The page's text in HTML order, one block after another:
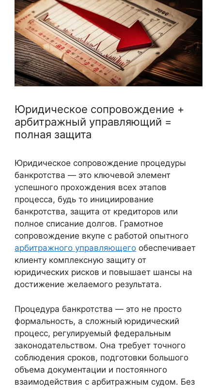
Юридическое сопровождение +
арбитражный управляющий =
полная защита
Юридическое сопровождение процедуры
банкротства — это ключевой элемент
успешного прохождения всех этапов
процесса, будь то инициирование
банкротства, защита от кредиторов или
полное списание долгов. Грамотное
сопровождение вкупе с работой опытного
арбитражного управляющего обеспечивает
клиенту комплексную защиту от
юридических рисков и повышает шансы на
достижение желаемого результата.
Процедура банкротства — это не просто
формальность, а сложный юридический
процесс, регулируемый федеральным
законодательством. Она требует точного
соблюдения сроков, подготовки большого
объема документации и постоянного
взаимодействия с арбитражным судом. Без